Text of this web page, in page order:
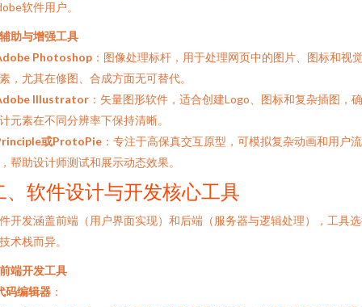
软件用户。
助与增强工具
Photoshop ：图像处理标杆，用于处理网页中的图片、图标和视
，尤其在修图、合成方面无可替代。
Illustrator ：矢量图形软件，适合创建Logo、图标和复杂插图，
元素在不同分辨率下保持清晰。
或ProtoPie ：专注于高保真交互原型，可模拟复杂动画和用户流
帮助设计师测试和展示动态效果。
、软件设计与开发核心工具
开发涵盖前端（用户界面实现）和后端（服务器与逻辑处理），工具
术栈而异。
端开发工具
码编辑器 ：